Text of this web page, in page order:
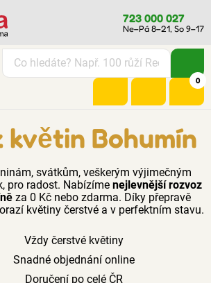
723 000 027
Ne–Pá 8–21, So 9–17
0
květin Bohumín
svátkům, veškerým výjimečným
pro radost. Nabízíme nejlevnější rozvoz
za 0 Kč nebo zdarma. Díky přepravě
květiny čerstvé a v perfektním stavu.
Vždy čerstvé květiny
Snadné objednání online
Doručení po celé ČR